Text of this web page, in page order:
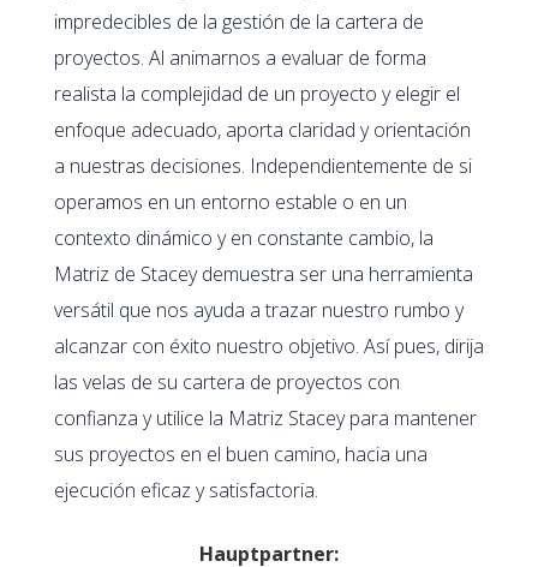
impredecibles de la gestión de la cartera de
proyectos. Al animarnos a evaluar de forma
realista la complejidad de un proyecto y elegir el
enfoque adecuado, aporta claridad y orientación
a nuestras decisiones. Independientemente de si
operamos en un entorno estable o en un
contexto dinámico y en constante cambio, la
Matriz de Stacey demuestra ser una herramienta
versátil que nos ayuda a trazar nuestro rumbo y
alcanzar con éxito nuestro objetivo. Así pues, dirija
las velas de su cartera de proyectos con
confianza y utilice la Matriz Stacey para mantener
sus proyectos en el buen camino, hacia una
ejecución eficaz y satisfactoria.
Hauptpartner: